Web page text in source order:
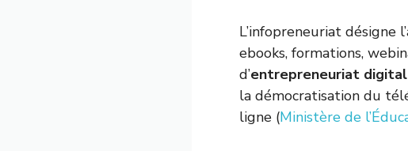
L’infopreneuriat désigne
ebooks, formations,
d’entrepreneuriat digital
la démocratisation du
ligne (Ministère de